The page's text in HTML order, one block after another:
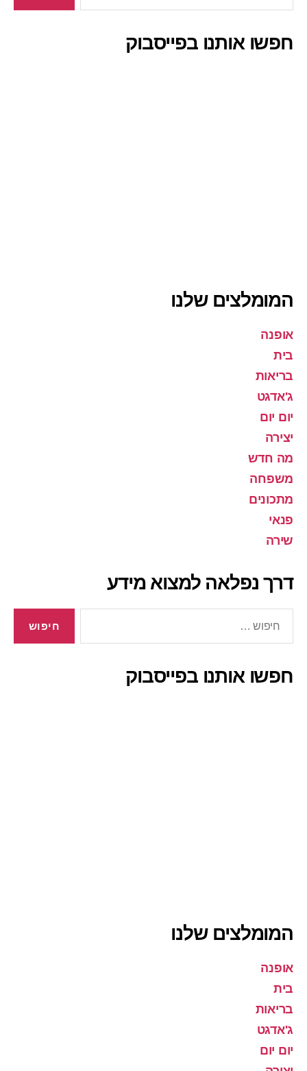
חפשו אותנו בפייסבוק
המומלצים שלנו
אופנה
בית
בריאות
ג'אדגט
יום יום
יצירה
מה חדש
משפחה
מתכונים
פנאי
שירה
דרך נפלאה למצוא מידע
חפשו אותנו בפייסבוק
המומלצים שלנו
אופנה
בית
בריאות
ג'אדגט
יום יום